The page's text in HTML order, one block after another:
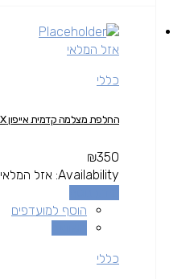
אזל המלאי
כללי
החלפת מצלמה קדמית אייפון X
₪350
Availability: אזל המלאי
הוסף למועדפים
כללי